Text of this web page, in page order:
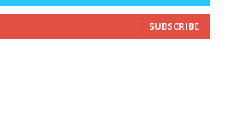
SUBSCRIBE